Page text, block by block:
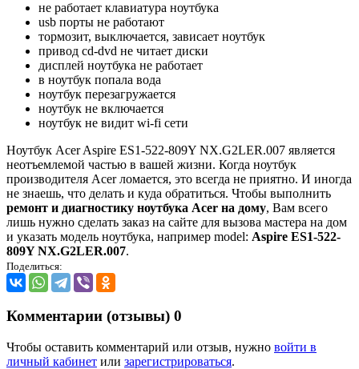
не работает клавиатура ноутбука
usb порты не работают
тормозит, выключается, зависает ноутбук
привод cd-dvd не читает диски
дисплей ноутбука не работает
в ноутбук попала вода
ноутбук перезагружается
ноутбук не включается
ноутбук не видит wi-fi сети
Ноутбук Acer Aspire ES1-522-809Y NX.G2LER.007 является
неотъемлемой частью в вашей жизни. Когда ноутбук
производителя Acer ломается, это всегда не приятно. И иногда
не знаешь, что делать и куда обратиться. Чтобы выполнить
ремонт и диагностику ноутбука Acer на дому, Вам всего
лишь нужно сделать заказ на сайте для вызова мастера на дом
и указать модель ноутбука, например model: Aspire ES1-522-
809Y NX.G2LER.007.
Поделиться:
Комментарии (отзывы) 0
Чтобы оставить комментарий или отзыв, нужно войти в
личный кабинет или зарегистрироваться.